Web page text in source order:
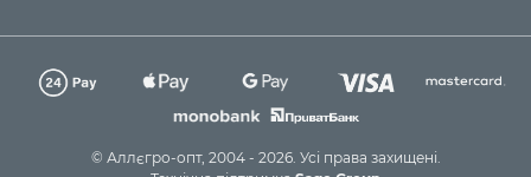
© Аллєгро-опт, 2004 - 2026. Усі права захищені.